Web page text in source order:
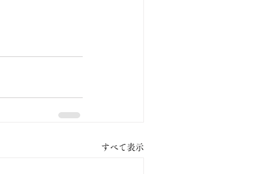
すべて表示